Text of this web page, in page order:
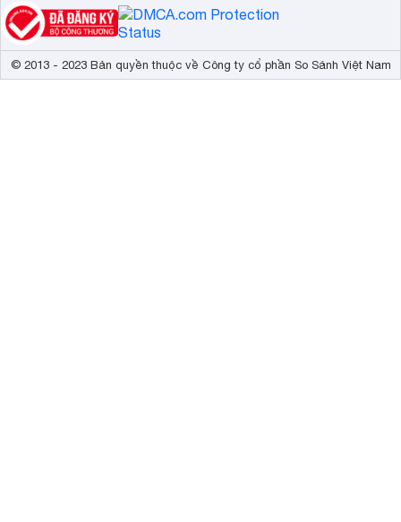
© 2013 - 2023 Bản quyền thuộc về Công ty cổ phần So Sánh Việt Nam